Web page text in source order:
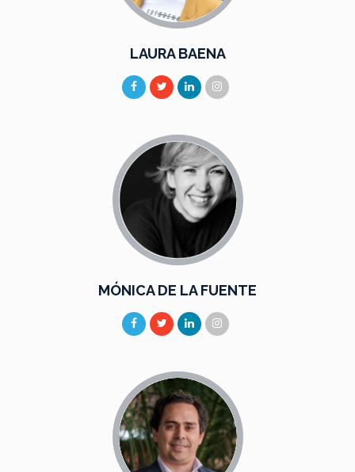
LAURA BAENA
MÓNICA DE LA FUENTE